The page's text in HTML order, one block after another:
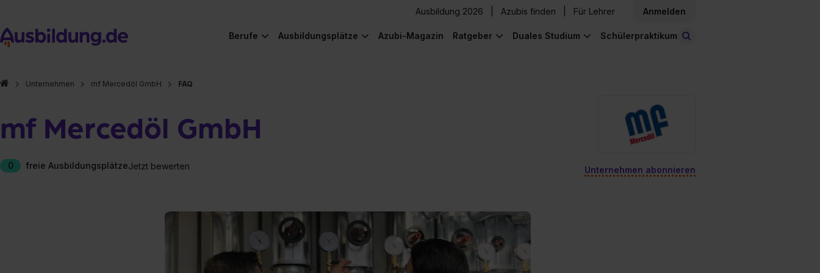
Ausbildung 2026 Azubis finden Für Lehrer Anmelden
Berufe Ausbildungsplätze Azubi-Magazin Ratgeber Duales Studium Schülerpraktikum
Unternehmen mf Mercedöl GmbH FAQ
mf Mercedöl GmbH
0 freie AusbildungsplätzeJetzt bewerten Unternehmen abonnieren
Hier gibt es (eigentlich) was Cooles zu sehen!
Hier gibt es (eigentlich) was Cooles zu sehen!
Hier gibt es (eigentlich) was Cooles zu sehen!